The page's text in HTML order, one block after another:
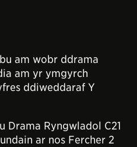
am wobr ddrama
am yr ymgyrch
ddiweddaraf Y
Drama Ryngwladol C21
ar nos Fercher 2